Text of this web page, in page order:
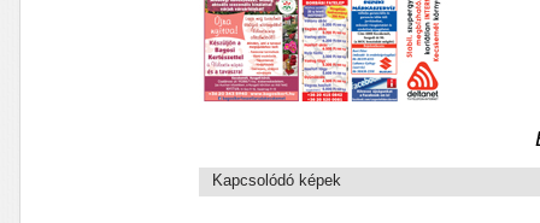
Kapcsolódó képek